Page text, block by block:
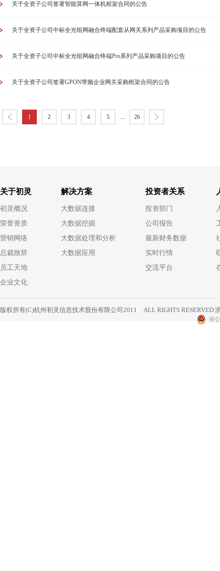
关于全资子公司签署智能算网一体机框架合同的公告
关于全资子公司中标全光组网融合终端配套从网关系列产品采购项目的公告
关于全资子公司中标全光组网融合终端Pro系列产品采购项目的公告
关于全资子公司签署GPON带频企业网关采购框架合同的公告
1 2 3 4 5 ... 26
关于初灵
初灵概况
荣誉资质
营销网络
总裁致辞
员工天地
企业文化
解决方案
大数据连接
大数据挖掘
大数据处理和分析
大数据应用
投资者关系
投资部门
公司报告
最新财务数据
实时行情
交流平台
版权所有(C)杭州初灵信息技术股份有限公司2011 ALL RIGHTS RESERVED
浙